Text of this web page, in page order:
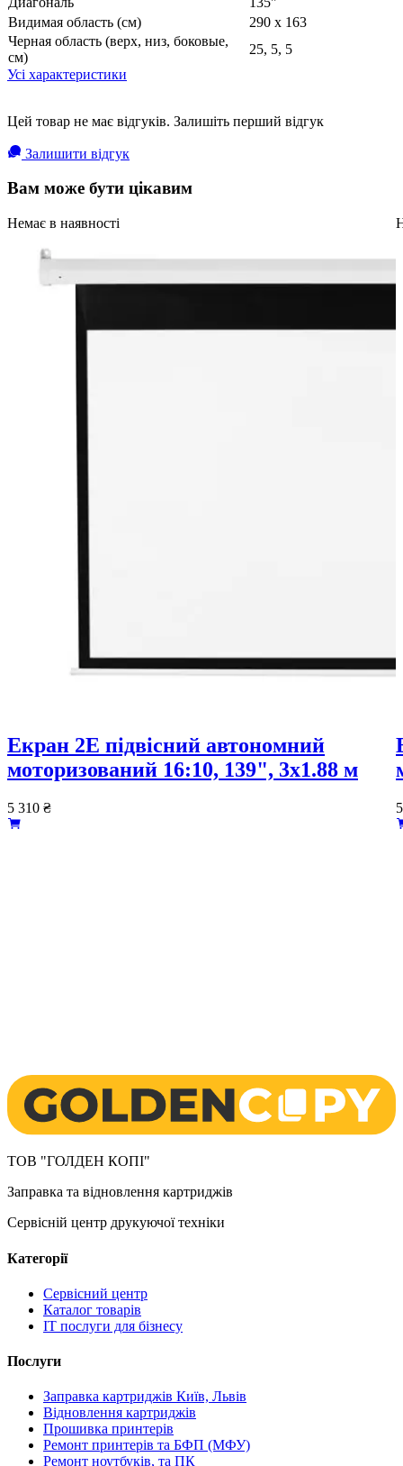
Видимая область (см)
290 x 163
Черная область (верх, низ, боковые,
см)
25, 5, 5
Усі характеристики
Цей товар не має відгуків. Залишіть перший відгук
Залишити відгук
Вам може бути цікавим
Немає в наявності
Екран 2E підвісний автономний
моторизований 16:10, 139", 3x1.88 м
5 310 ₴
ТОВ "ГОЛДЕН КОПІ"
Заправка та відновлення картриджів
Сервісній центр друкуючої техніки
Категорії
Сервісний центр
Каталог товарів
IT послуги для бізнесу
Послуги
Заправка картриджів Київ, Львів
Відновлення картриджів
Прошивка принтерів
Ремонт принтерів та БФП (МФУ)
Ремонт ноутбуків, та ПК